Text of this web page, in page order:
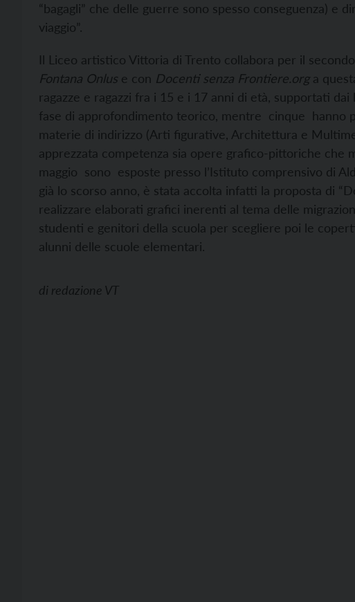
“bagagli” che delle guerre sono spesso conseguenza) e
viaggio”.
Il Liceo artistico Vittoria di Trento collabora per il
Fontana Onlus e con Docenti senza Frontiere.org a
ragazze e ragazzi fra i 15 e i 17 anni di età, supportati
fase di approfondimento teorico, mentre cinque hanno
materie di indirizzo (Arti figurative, Architettura e
apprezzata competenza sia opere grafico-pittoriche che
maggio sono esposte presso l’Istituto comprensivo di
già lo scorso anno, è stata accolta infatti la proposta di
realizzare elaborati grafici inerenti al tema delle
studenti e genitori della scuola per scegliere poi le
alunni delle scuole elementari.
di redazione VT